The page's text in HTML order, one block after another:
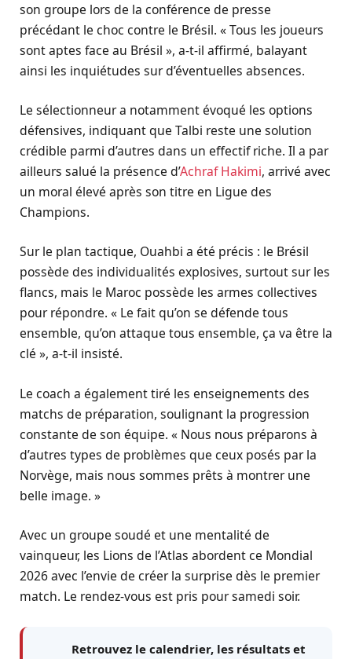
son groupe lors de la conférence de presse
précédant le choc contre le Brésil. « Tous les joueurs
sont aptes face au Brésil », a-t-il affirmé, balayant
ainsi les inquiétudes sur d’éventuelles absences.
Le sélectionneur a notamment évoqué les options
défensives, indiquant que Talbi reste une solution
crédible parmi d’autres dans un effectif riche. Il a par
ailleurs salué la présence d’Achraf Hakimi, arrivé avec
un moral élevé après son titre en Ligue des
Champions.
Sur le plan tactique, Ouahbi a été précis : le Brésil
possède des individualités explosives, surtout sur les
flancs, mais le Maroc possède les armes collectives
pour répondre. « Le fait qu’on se défende tous
ensemble, qu’on attaque tous ensemble, ça va être la
clé », a-t-il insisté.
Le coach a également tiré les enseignements des
matchs de préparation, soulignant la progression
constante de son équipe. « Nous nous préparons à
d’autres types de problèmes que ceux posés par la
Norvège, mais nous sommes prêts à montrer une
belle image. »
Avec un groupe soudé et une mentalité de
vainqueur, les Lions de l’Atlas abordent ce Mondial
2026 avec l’envie de créer la surprise dès le premier
match. Le rendez-vous est pris pour samedi soir.
Retrouvez le calendrier, les résultats et